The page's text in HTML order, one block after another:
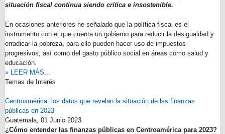
situación fiscal continua siendo crítica e insostenible.
En ocasiones anteriores he señalado que la política fiscal es el
instrumento con el que cuenta un gobierno para reducir la desigualdad y
erradicar la pobreza, para ello pueden hacer uso de impuestos
progresivos, así como del gasto público social en áreas como salud y
educación.
» LEER MÁS...
Temas de Interés
Centroamérica: los datos que revelan la situación de las finanzas
públicas en 2023
Guatemala, 01 Junio 2023
¿Cómo entender las finanzas públicas en Centroamérica para 2023?